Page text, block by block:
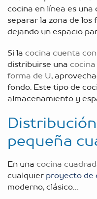
cocina en línea es
separar la zona de los
dejando un espacio
Si la cocina cuenta
distribuirse una
forma de U,
fondo. Este tipo de
almacenamiento y
pequeña
En una cocina
cualquier proyecto de
moderno, clásico…